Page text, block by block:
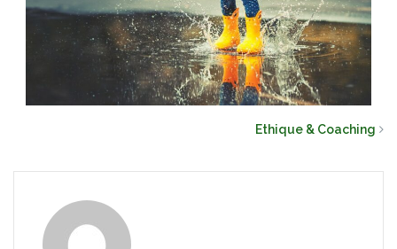
Ethique & Coaching